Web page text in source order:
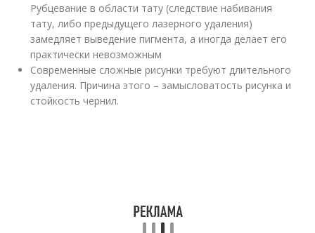
Рубцевание в области тату (следствие набивания
тату, либо предыдущего лазерного удаления)
замедляет выведение пигмента, а иногда делает его
практически невозможным
Современные сложные рисунки требуют длительного
удаления. Причина этого – замысловатость рисунка и
стойкость чернил.